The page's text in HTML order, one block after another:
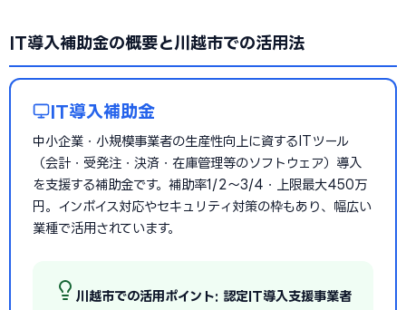
IT導入補助金の概要と川越市での活用法
IT導入補助金
中小企業・小規模事業者の生産性向上に資するITツール
（会計・受発注・決済・在庫管理等のソフトウェア）導入
を支援する補助金です。補助率1/2〜3/4・上限最大450万
円。インボイス対応やセキュリティ対策の枠もあり、幅広い
業種で活用されています。
川越市での活用ポイント: 認定IT導入支援事業者